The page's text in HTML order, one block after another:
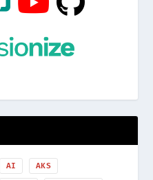
AI AKS